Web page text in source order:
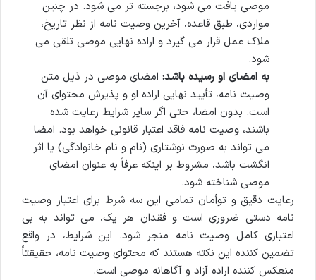
موصی یافت می شود، برجسته تر می شود. در چنین
مواردی، طبق قاعده، آخرین وصیت نامه از نظر تاریخ،
ملاک عمل قرار می گیرد و اراده نهایی موصی تلقی می
شود.
به امضای او رسیده باشد: امضای موصی در ذیل متن
وصیت نامه، تأیید نهایی اراده او و پذیرش محتوای آن
است. بدون امضا، حتی اگر سایر شرایط رعایت شده
باشند، وصیت نامه فاقد اعتبار قانونی خواهد بود. امضا
می تواند به صورت نوشتاری (نام و نام خانوادگی) یا اثر
انگشت باشد، مشروط بر اینکه عرفاً به عنوان امضای
موصی شناخته شود.
رعایت دقیق و توأمان تمامی این سه شرط برای اعتبار وصیت
نامه دستی ضروری است و فقدان هر یک، می تواند به بی
اعتباری کامل وصیت نامه منجر شود. این شرایط، در واقع
تضمین کننده این نکته هستند که محتوای وصیت نامه، حقیقتاً
منعکس کننده اراده آزاد و آگاهانه موصی است.